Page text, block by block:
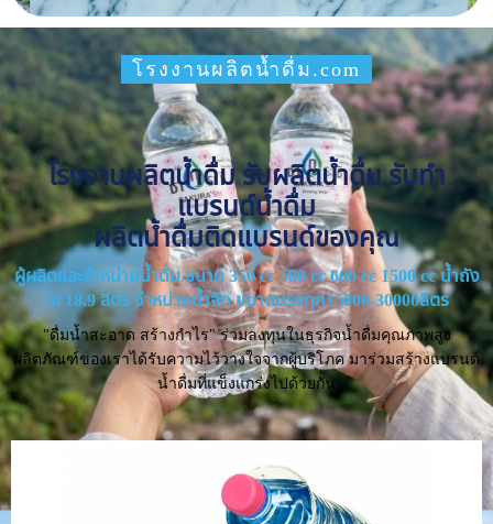
โรงงานผลิตน้ำดื่ม.com
โรงงานผลิตน้ำดื่ม รับผลิตน้ำดื่ม รับทำ
แบรนด์น้ำดื่ม
ผลิตน้ำดื่มติดแบรนด์ของคุณ
ผู้ผลิตและจำหน่ายน้ำดื่ม ขนาด 350 cc 500 cc 600 cc 1500 cc น้ำถัง
ใส 18.9 ลิตร จำหน่ายน้ำจืด ขนาดบรรทุก15000-30000ลิตร
"ดื่มน้ำสะอาด สร้างกำไร" ร่วมลงทุนในธุรกิจน้ำดื่มคุณภาพสูง
ผลิตภัณฑ์ของเราได้รับความไว้วางใจจากผู้บริโภค มาร่วมสร้างแบรนด์
น้ำดื่มที่แข็งแกร่งไปด้วยกัน